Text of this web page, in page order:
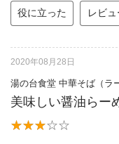
役に立った レビ
2020年08月28日
湯の台食堂 中華そば（ラ
美味しい醤油らー